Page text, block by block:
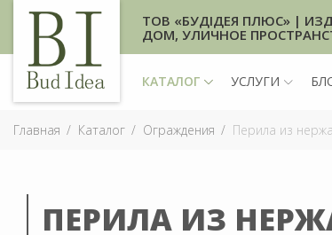
ТОВ «БУДІДЕЯ ПЛЮС» |
ДОМ, УЛИЧНОЕ
КАТАЛОГ УСЛУГИ
Главная Каталог Ограждения Перила из
ПЕРИЛА ИЗ